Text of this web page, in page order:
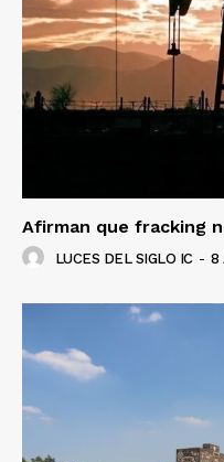
Afirman que fracking
LUCES DEL SIGLO IC - 8